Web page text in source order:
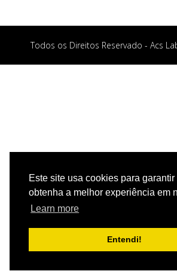
Este site usa cookies para
obtenha a melhor experiência em
Learn more
Entendi!
Todos os Direitos Reservado - Acs